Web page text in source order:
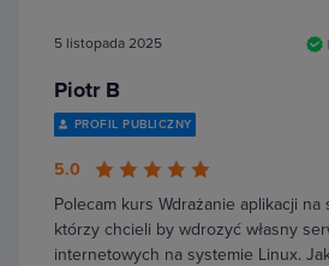
5 listopada 2025
Piotr B
PROFIL PUBLICZNY
5.0
Polecam kurs Wdrażanie aplikacji
którzy chcieli by wdrozyć własny
internetowych na systemie Linux.